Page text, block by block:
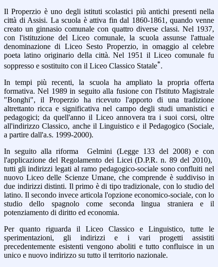
Il Properzio è uno degli istituti scolastici più antichi presenti nella
città di Assisi. La scuola è attiva fin dal 1860-1861, quando venne
creato un ginnasio comunale con quattro diverse classi. Nel 1937,
con l'istituzione del Liceo comunale, la scuola assunse l'attuale
denominazione di Liceo Sesto Properzio, in omaggio al celebre
poeta latino originario della città. Nel 1951 il Liceo comunale fu
soppresso e sostituito con il Liceo Classico Statale*.
In tempi più recenti, la scuola ha ampliato la propria offerta
formativa. Nel 1989 in seguito alla fusione con l'Istituto Magistrale
"Bonghi", il Properzio ha ricevuto l'apporto di una tradizione
altrettanto ricca e significativa nel campo degli studi umanistici e
pedagogici; da quell'anno il Liceo annovera tra i suoi corsi, oltre
all'indirizzo Classico, anche il Linguistico e il Pedagogico (Sociale,
a partire dall'a.s. 1999-2000).
In seguito alla riforma Gelmini (Legge 133 del 2008) e con
l'applicazione del Regolamento dei Licei (D.P.R. n. 89 del 2010),
tutti gli indirizzi legati al ramo pedagogico-sociale sono confluiti nel
nuovo Liceo delle Scienze Umane, che comprende è suddiviso in
due indirizzi distinti. Il primo è di tipo tradizionale, con lo studio del
latino. Il secondo invece articola l'opzione economico-sociale, con lo
studio dello spagnolo come seconda lingua straniera e il
potenziamento di diritto ed economia.
Per quanto riguarda il Liceo Classico e Linguistico, tutte le
sperimentazioni, gli indirizzi e i vari progetti assistiti
precedentemente esistenti vengono aboliti e tutto confluisce in un
unico e nuovo indirizzo su tutto il territorio nazionale.